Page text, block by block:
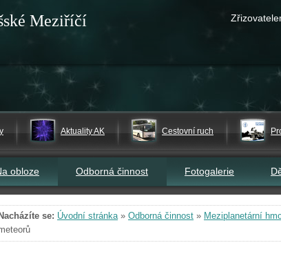
Meziříčí
Aktuality AK Cestovní ruch
obloze Odborná činnost Fotogalerie
Nacházíte se: Úvodní stránka» Odborná činnost » Meziplanetární